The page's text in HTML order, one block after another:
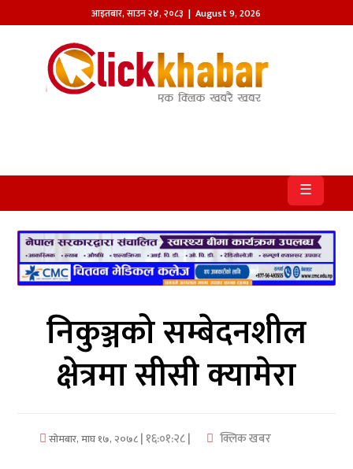
आइतबार,साउन२४,२०८३ | August 9, 2026
होमपेज
प्रदेश
आजको
पत्रिका
सम्पादकीय
राजनीति
अन्तर्राष्ट्रिय
मनाेरञ्जन
☰
निकुञ्जको सम्बेदनशील
क्षेत्रमा सीसी क्यामेरा
सोमबार, माघ १७, २०७८| १६:०१:२८ | क्लिक खबर